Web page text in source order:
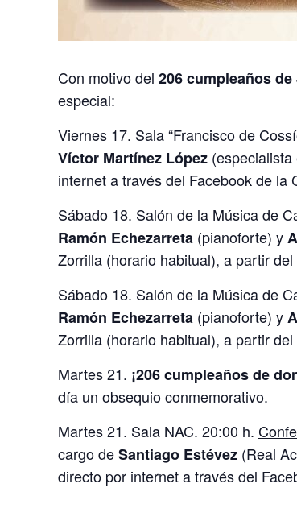
Con motivo del 206 cumpleaños
especial:
Viernes 17. Sala “Francisco de
Víctor Martínez López
internet a través del Facebook de la
Sábado 18. Salón de la Música de
Ramón Echezarreta (pianoforte) y
Zorrilla (horario habitual), a partir
Sábado 18. Salón de la Música de
Ramón Echezarreta (pianoforte) y
Zorrilla (horario habitual), a partir
Martes 21. ¡206 cumpleaños de
día un obsequio conmemorativo.
Martes 21. Sala NAC. 20:00 h.
cargo deSantiago Estévez (Real
directo por internet a través del